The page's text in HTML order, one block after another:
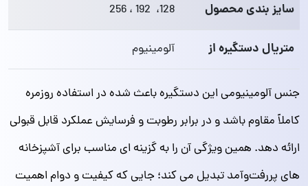
سایز بندی محصول 128، 192 ، 256
متریال دستگیره از آلومینیوم
جنس آلومینیومی این دستگیره باعث شده در استفاده روزمره
کاملاً مقاوم باشد و در برابر رطوبت و فرسایش عملکرد قابل قبولی
ارائه دهد. همین ویژگی آن را به گزینه‌ ای مناسب برای آشپزخانه‌
های پررفت‌وآمد تبدیل می‌ کند؛ جایی که کیفیت و دوام اهمیت